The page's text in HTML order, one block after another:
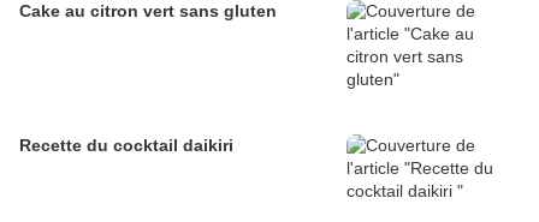
Cake au citron vert sans gluten
Recette du cocktail daikiri